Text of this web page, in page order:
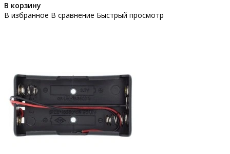
В корзину
В избранное В сравнение Быстрый просмотр